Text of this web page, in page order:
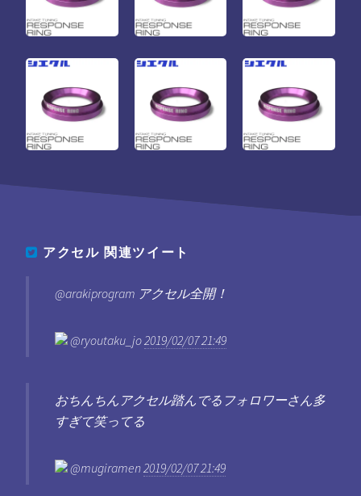
アクセル 関連ツイート
@arakiprogram アクセル全開！
@ryoutaku_jo 2019/02/07 21:49
おちんちんアクセル踏んでるフォロワーさん多
すぎて笑ってる
@mugiramen 2019/02/07 21:49